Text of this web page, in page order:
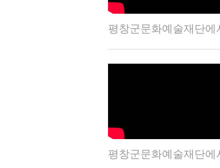
평창군문화예술재단
평창군문화예술재단